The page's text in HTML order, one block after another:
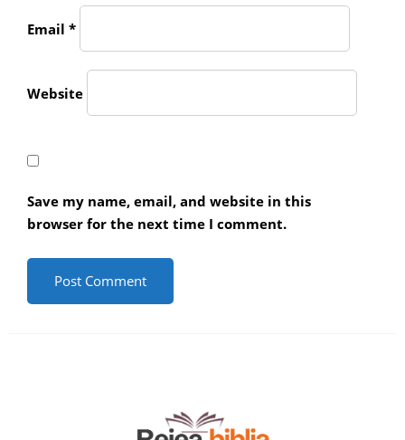
Email *
Website
Save my name, email, and website in this
browser for the next time I comment.